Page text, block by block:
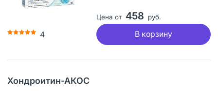
4
Цена от 458 руб.
В корзину
Хондроитин-АКОС